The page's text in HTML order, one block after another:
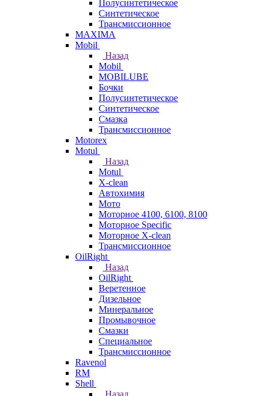
Полусинтетическое
Синтетическое
Трансмиссионное
MAXIMA
Mobil
Назад
Mobil
MOBILUBE
Бочки
Полусинтетическое
Синтетическое
Смазка
Трансмиссионное
Motorex
Motul
Назад
Motul
X-clean
Автохимия
Мото
Моторное 4100, 6100, 8100
Моторное Specific
Моторное X-clean
Трансмиссионное
OilRight
Назад
OilRight
Веретенное
Дизельное
Минеральное
Промывочное
Смазки
Специальное
Трансмиссионное
Ravenol
RM
Shell
Назад